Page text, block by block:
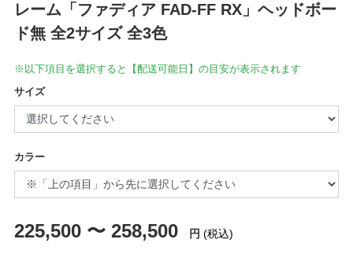
レーム「ファディア FAD-FF RX」ヘッドボー
ド無 全2サイズ 全3色
※以下項目を選択すると【配送可能日】の目安が表示されます
サイズ
カラー
225,500 〜 258,500 円 (税込)